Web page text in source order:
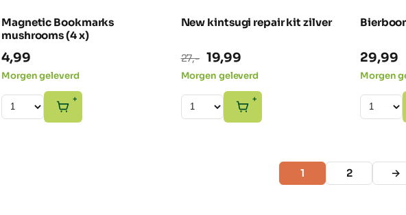
Magnetic Bookmarks
mushrooms (4 x)
4,99
Morgen geleverd
+
-26% SALE
New kintsugi repair kit zilver
27,- Oorspronkelijke
prijs
was:
27,-.
19,99
prijs
is:
19,99.
Morgen geleverd
+
29,99
Morgen
1 2 →